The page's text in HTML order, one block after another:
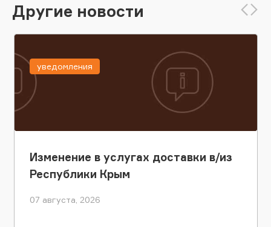
Другие новости
Изменение в услугах доставки в/из
Республики Крым
07 августа, 2026
уведомления